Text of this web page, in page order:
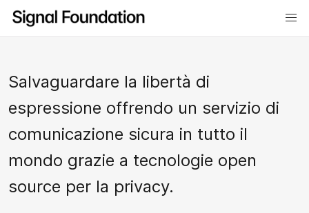
Salvaguardare la libertà di
espressione offrendo un servizio di
comunicazione sicura in tutto il
mondo grazie a tecnologie open
source per la privacy.